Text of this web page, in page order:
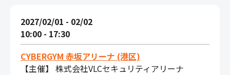
2027/02/01 - 02/02
10:00 - 17:30
CYBERGYM 赤坂アリーナ (港区)
【主催】 株式会社VLCセキュリティアリーナ